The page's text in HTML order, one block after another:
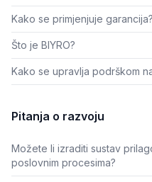
Kako se primjenjuje garancija?
Što je BIYRO?
Kako se upravlja podrškom
Pitanja o razvoju
Možete li izraditi sustav
poslovnim procesima?